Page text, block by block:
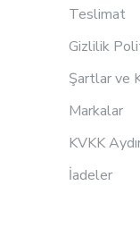
Teslimat
Gizlilik
Şartlar ve
Markalar
KVKK
İadeler